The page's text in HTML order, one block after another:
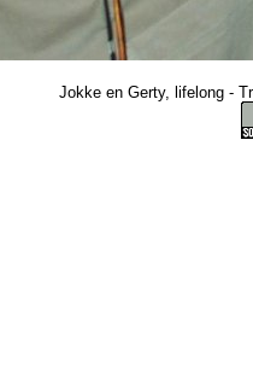
Jokke en Gerty, lifelong -